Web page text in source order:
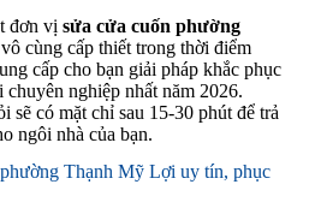
đơn vị sửa cửa cuốn phường
cùng cấp thiết trong thời điểm
cấp cho bạn giải pháp khắc phục
nghiệp nhất năm 2026.
sẽ có mặt chỉ sau 15-30 phút để trả
ngôi nhà của bạn.
Thạnh Mỹ Lợi uy tín, phục